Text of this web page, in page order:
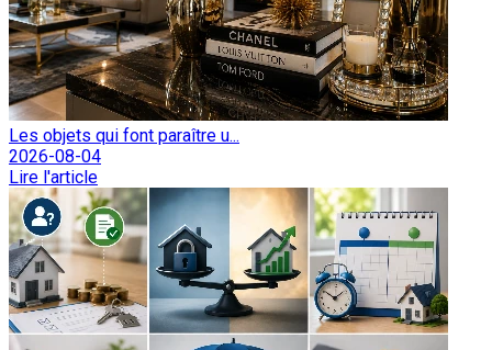
Les objets qui font paraître u...
2026-08-04
Lire l'article